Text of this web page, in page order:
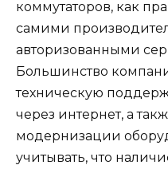
коммутаторов, как
самими
авторизованными
Большинство
техническую
через интернет, а
модернизации
учитывать, что